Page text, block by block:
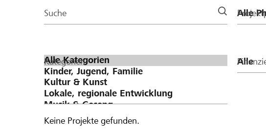
Suche
Kategorien
Keine Projekte gefunden.